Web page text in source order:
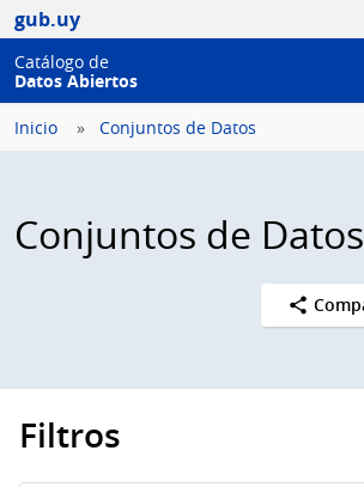
gub.uy
Catálogo de
Datos Abiertos
Inicio Conjuntos de Datos
Conjuntos de Datos
Filtros